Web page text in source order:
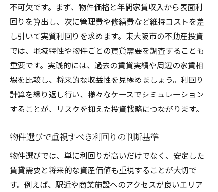
不可欠です。まず、物件価格と年間家賃収入から表面利
回りを算出し、次に管理費や修繕費など維持コストを差
し引いて実質利回りを求めます。東大阪市の不動産投資
では、地域特性や物件ごとの賃貸需要を調査することも
重要です。実践的には、過去の賃貸実績や周辺の家賃相
場を比較し、将来的な収益性を見極めましょう。利回り
計算を繰り返し行い、様々なケースでシミュレーション
することが、リスクを抑えた投資戦略につながります。
物件選びで重視すべき利回りの判断基準
物件選びでは、単に利回りが高いだけでなく、安定した
賃貸需要と将来的な資産価値も重視することが大切で
す。例えば、駅近や商業施設へのアクセスが良いエリア